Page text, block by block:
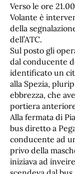
Verso le ore
Volante è
della
dell’ATC.
Sul posto gli
dal conducente
identificato un
alla Spezia,
ebbrezza, che
portiera
Alla fermata di
bus diretto a
conducente ad
privo della
iniziava ad